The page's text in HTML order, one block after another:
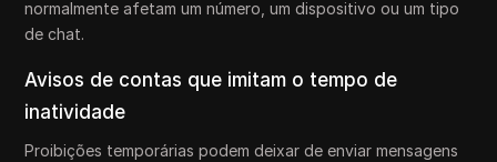
normalmente afetam um número, um dispositivo ou um tipo
de chat.
Avisos de contas que imitam o tempo de
inatividade
Proibições temporárias podem deixar de enviar mensagens